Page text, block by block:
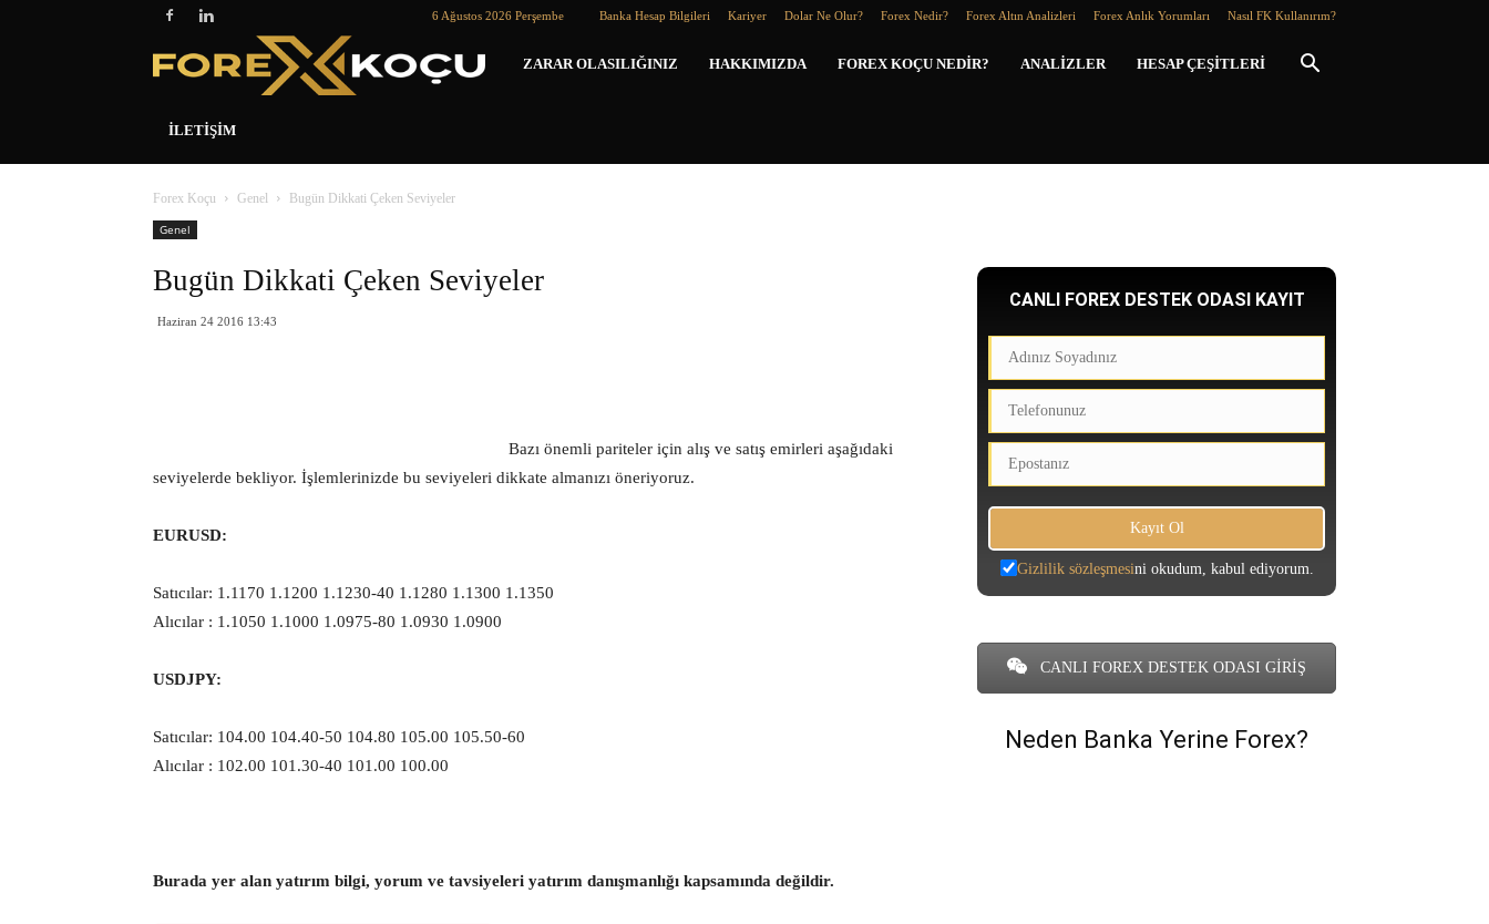
6 Ağustos 2026 Perşembe Banka Hesap Bilgileri Kariyer Dolar Ne Olur? Forex Nedir? Forex Altın Analizleri Forex Anlık Yorumları Nasıl FK Kullanırım?
Forex
ZARAR OLASILIĞINIZ HAKKIMIZDA FOREX KOÇU NEDIR? ANALIZLER HESAP ÇEŞITLERI
İLETIŞIM
Forex Koçu Genel
Bugün Dikkati Çeken Seviyeler
Genel
Bugün Dikkati Çeken Seviyeler
Haziran 24 2016 13:43
Bazı önemli pariteler için alış ve satış emirleri aşağıdaki
seviyelerde bekliyor. İşlemlerinizde bu seviyeleri dikkate almanızı öneriyoruz.
EURUSD:
Satıcılar: 1.1170 1.1200 1.1230-40 1.1280 1.1300 1.1350
Alıcılar : 1.1050 1.1000 1.0975-80 1.0930 1.0900
USDJPY:
Satıcılar: 104.00 104.40-50 104.80 105.00 105.50-60
Alıcılar : 102.00 101.30-40 101.00 100.00
Burada yer alan yatırım bilgi, yorum ve tavsiyeleri yatırım danışmanlığı kapsamında değildir.
CANLI FOREX DESTEK ODASI KAYIT
Gizlilik sözleşmesini okudum, kabul ediyorum.
CANLI FOREX DESTEK ODASI GİRİŞ
Neden Banka Yerine Forex?